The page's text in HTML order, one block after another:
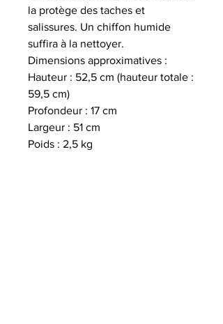
la protège des taches et
salissures. Un chiffon humide
suffira à la nettoyer.
Dimensions approximatives :
Hauteur : 52,5 cm (hauteur totale :
59,5 cm)
Profondeur : 17 cm
Largeur : 51 cm
Poids : 2,5 kg